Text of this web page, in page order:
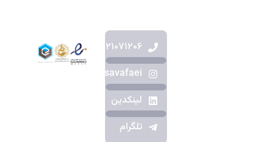
۰۹۱۲۱۰۷۱۲۰۶
dr.dorsavafaei
لینکدین
تلگرام